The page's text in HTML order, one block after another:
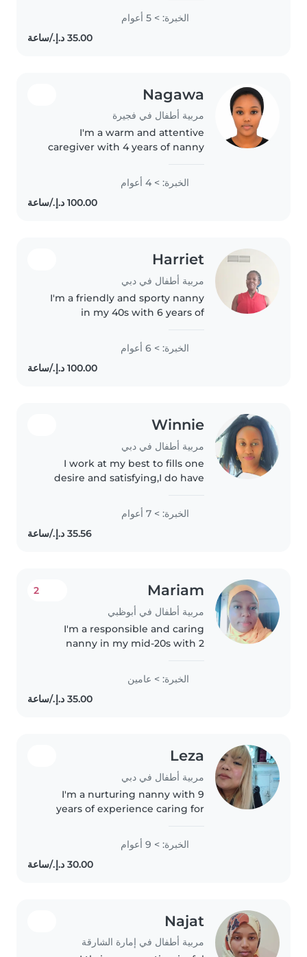
English, itching to engage little
ones with drawing, music,
games, and storytelling...
الخبرة: > 5 أعوام
Nagawa
مربية أطفال في فجيرة
I'm a warm and attentive
caregiver with 4 years of nanny
babies through gradeschoolers.
My expertise includes creative
activities like drawing and
الخبرة: > 4 أعوام
Harriet
مربية أطفال في دبي
I'm a friendly and sporty nanny
in my 40s with 6 years of
including those with asthma. I'm
comfortable assisting with
homework and enjoy playing
الخبرة: > 6 أعوام
Winnie
مربية أطفال في دبي
I work at my best to fills one
desire and satisfying,I do have
nanny ,maid, caregiver and pet
sitter and cleaning too.and
الخبرة: > 7 أعوام
Mariam
مربية أطفال في أبوظبي
2
I'm a responsible and caring
nanny in my mid-20s with 2
toddlers, babies, preschoolers,
and school-aged children. I enjoy
engaging kids with drawing,..
الخبرة: > عامين
Leza
مربية أطفال في دبي
I'm a nurturing nanny with 9
years of experience caring for
preschoolers. Skilled in drawing,
reading, and playful learning, I
enjoy creating engaging
الخبرة: > 9 أعوام
Najat
مربية أطفال في إمارة الشارقة